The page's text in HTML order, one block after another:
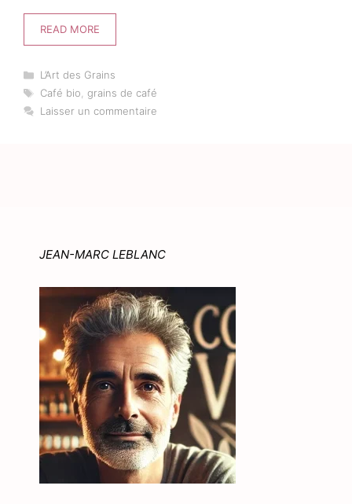
READ MORE
Catégories
L’Art des Grains
Étiquettes
Café bio grains de café
Laisser un commentaire
JEAN-MARC LEBLANC